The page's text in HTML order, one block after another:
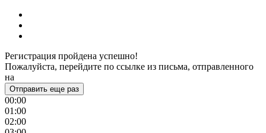
Регистрация пройдена успешно!
Пожалуйста, перейдите по ссылке из письма, отправленного
на
Отправить еще раз
00:00
01:00
02:00